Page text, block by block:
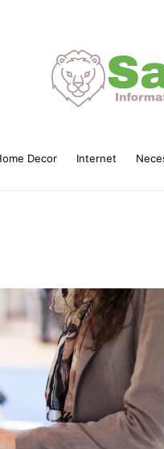
Decor Internet